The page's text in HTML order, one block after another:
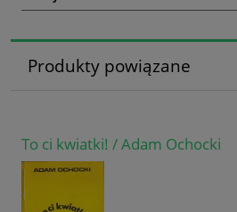
Produkty powiązane
To ci kwiatki! / Adam Ochocki